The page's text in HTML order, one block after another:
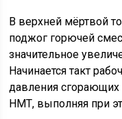
В верхней мёртвой
поджог горючей
значительное
Начинается такт
давления
НМТ, выполняя при